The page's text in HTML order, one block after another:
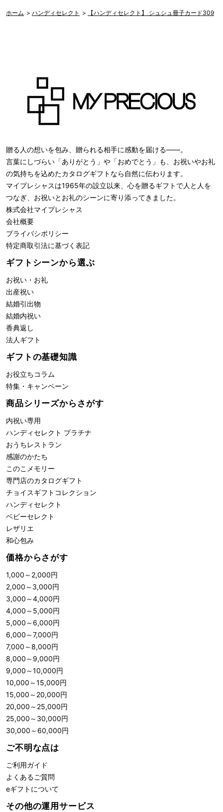
ホーム > ハンディセレクト > 【ハンディセレクト】 シュシュ冊子カード309
贈る人の想いを包み、贈られる相手に感動を届ける――。
言葉にしづらい「ありがとう」や「おめでとう」も、お祝いやお礼
の気持ちを込めたカタログギフトなら自然に伝わります。
マイプレシャスは1965年の設立以来、心を贈るギフトで人と人を
つなぎ、お祝いとお礼のシーンに寄り添ってきました。
株式会社マイプレシャス
会社概要
プライバシポリシー
特定商取引法に基づく表記
ギフトシーンから選ぶ
お祝い・お礼
出産祝い
結婚引出物
結婚内祝い
香典返し
法人ギフト
ギフトの基礎知識
お役立ちコラム
特集・キャンペーン
商品シリーズからさがす
内祝い専用
ハンディセレクト プラチナ
おうちレストラン
感謝のかたち
このこメモリー
専門店のカタログギフト
チョイスギフトコレクション
ハンディセレクト
ベビーセレクト
レザリエ
和心包み
価格からさがす
1,000 ～ 2,000円
2,000 ～ 3,000円
3,000 ～4,000円
4,000 ～ 5,000円
5,000 ～ 6,000円
6,000 ～7,000円
7,000 ～8,000円
8,000 ～ 9,000円
9,000 ～10,000円
10,000 ～15,000円
15,000 ～ 20,000円
20,000 ～ 25,000円
25,000 ～ 30,000円
30,000 ～ 60,000円
ご不明な点は
ご利用ガイド
よくあるご質問
eギフトについて
その他の運用サービス